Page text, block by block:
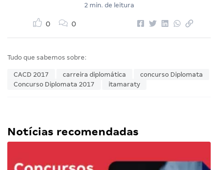
2 min. de leitura
0 0
Tudo que sabemos sobre:
CACD 2017 carreira diplomática
concurso Diplomata
Concurso Diplomata 2017
itamaraty
Notícias recomendadas